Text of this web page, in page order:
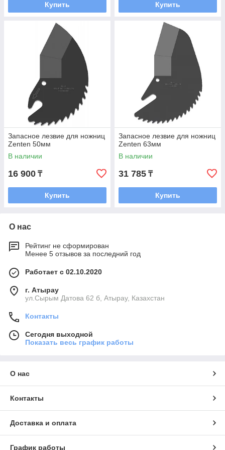
Купить Купить
Запасное лезвие для ножниц
Zenten 50мм
В наличии
16 900 ₸
Купить
Запасное лезвие для ножниц
Zenten 63мм
В наличии
31 785 ₸
Купить
О нас
Рейтинг не сформирован
Менее 5 отзывов за последний год
Работает с 02.10.2020
г. Атырау
ул.Сырым Датова 62 б, Атырау, Казахстан
Контакты
Сегодня выходной
Показать весь график работы
О нас
Контакты
Доставка и оплата
График работы